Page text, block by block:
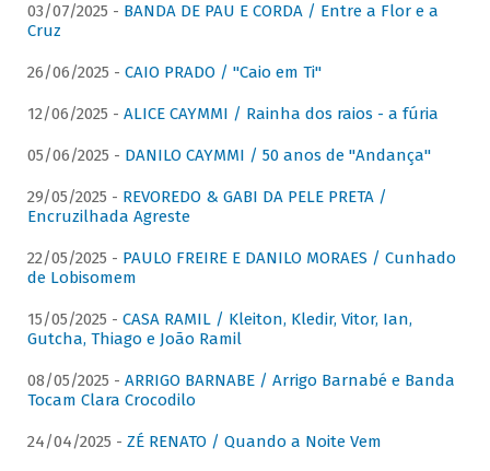
03/07/2025 - BANDA DE PAU E CORDA / Entre a Flor e a
Cruz
26/06/2025 - CAIO PRADO / "Caio em Ti"
12/06/2025 - ALICE CAYMMI / Rainha dos raios - a fúria
05/06/2025 - DANILO CAYMMI / 50 anos de "Andança"
29/05/2025 - REVOREDO & GABI DA PELE PRETA /
Encruzilhada Agreste
22/05/2025 - PAULO FREIRE E DANILO MORAES / Cunhado
de Lobisomem
15/05/2025 - CASA RAMIL / Kleiton, Kledir, Vitor, Ian,
Gutcha, Thiago e João Ramil
08/05/2025 - ARRIGO BARNABE / Arrigo Barnabé e Banda
Tocam Clara Crocodilo
24/04/2025 - ZÉ RENATO / Quando a Noite Vem